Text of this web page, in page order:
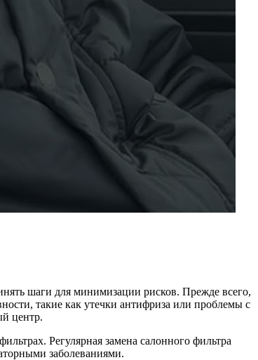
шаги для минимизации рисков. Прежде всего,
такие как утечки антифриза или проблемы с
центр.
Регулярная замена салонного фильтра
заболеваниями.